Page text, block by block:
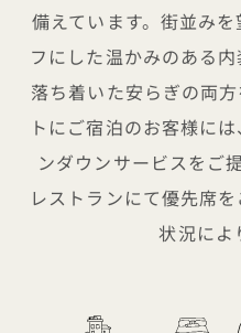
備えています。街並み
フにした温かみのある
落ち着いた安らぎの両
トにご宿泊のお客様に
ンダウンサービスをご
レストランにて優先席
状況によ